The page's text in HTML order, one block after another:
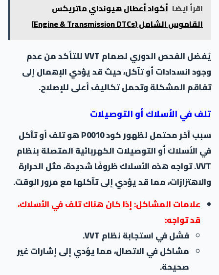
اقرأ ايضا أكواد أعطال هيونداي ماتريكس
القاموس الشامل (Engine & Transmission DTCs)
يُفضل الفحص الدوري لصمام VVT للتأكد من عدم
وجود انسدادات أو تآكل، حيث قد يؤدي الإهمال إلى
تفاقم المشكلة وتحمل تكاليف أعلى للإصلاح.
تلف في الأسلاك أو التوصيلات
سبب آخر محتمل لظهور كود P0010 هو تلف أو تآكل
في الأسلاك أو التوصيلات الكهربائية المتصلة بنظام
VVT. تواجه هذه الأسلاك ظروفًا شديدة، مثل الحرارة
والاهتزازات، مما قد يؤدي إلى تآكلها مع مرور الوقت.
علامات المشاكل: إذا كان هناك تلف في الأسلاك،
قد تواجه:
فشل في استجابة نظام VVT.
مشاكل في الاتصال، مما يؤدي إلى إشارات غير
صحيحة.